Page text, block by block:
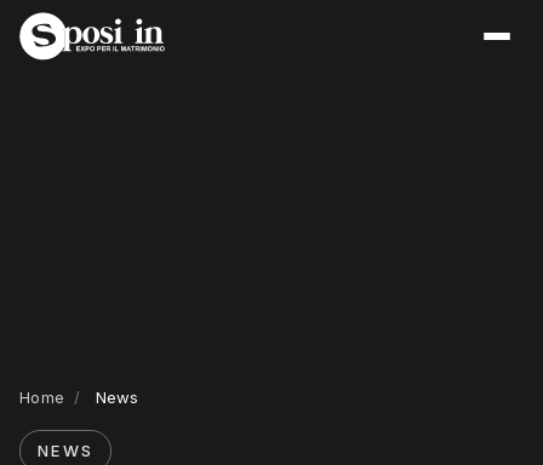
Home / News
NEWS